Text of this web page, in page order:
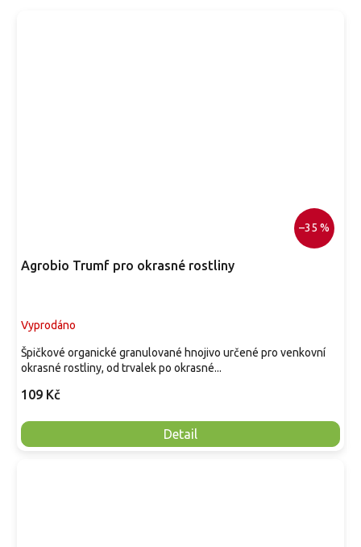
–35 %
Agrobio Trumf pro okrasné rostliny
Vyprodáno
109 Kč
Detail
Špičkové organické granulované hnojivo určené pro venkovní
okrasné rostliny, od trvalek po okrasné...